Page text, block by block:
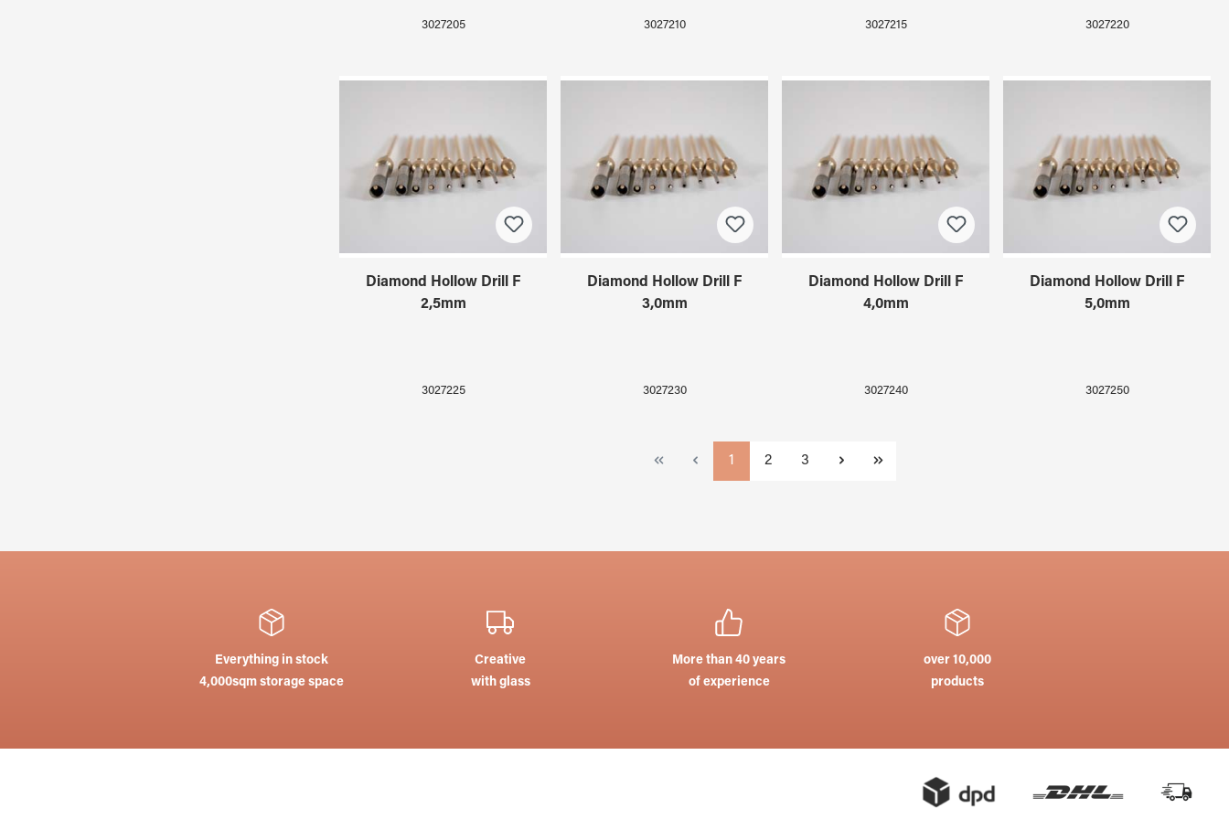
3027205 3027210 3027215 3027220
Diamond Hollow Drill F
2,5mm
3027225
Diamond Hollow Drill F
3,0mm
3027230
Diamond Hollow Drill F
4,0mm
3027240
Diamond Hollow Drill F
5,0mm
3027250
Page
1 Page
2 Page
3
Everything in stock
4,000sqm storage space
Creative
with glass
More than 40 years
of experience
over 10,000
products